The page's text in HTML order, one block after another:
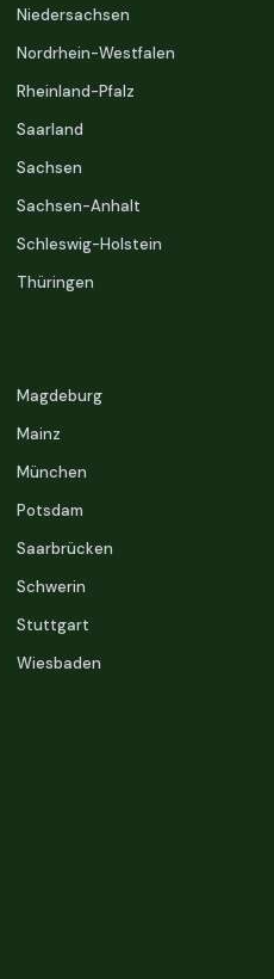
Niedersachsen
Nordrhein-Westfalen
Rheinland-Pfalz
Saarland
Sachsen
Sachsen-Anhalt
Schleswig-Holstein
Thüringen
Magdeburg
Mainz
München
Potsdam
Saarbrücken
Schwerin
Stuttgart
Wiesbaden